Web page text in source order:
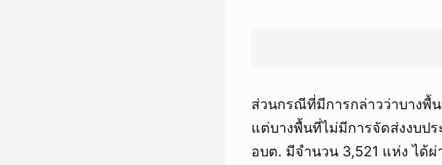
ส่วนกรณีที่มีการกล่าวว่าบางพื้
แต่บางพื้นที่ไม่มีการจัดส่งงบป
อบต. มีจำนวน 3,521 แห่ง ได้